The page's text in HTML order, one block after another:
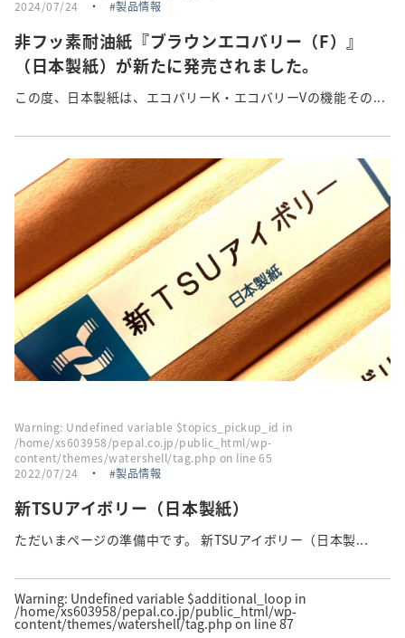
2024/07/24
・ 製品情報
非フッ素耐油紙『ブラウンエコバリー（F）』
（日本製紙）が新たに発売されました。
この度、日本製紙は、エコバリーK・エコバリーVの機能その...
Warning: Undefined variable $topics_pickup_id in
/home/xs603958/pepal.co.jp/public_html/wp-
content/themes/watershell/tag.php on line65
2022/07/24
・ 製品情報
新TSUアイボリー（日本製紙）
ただいまページの準備中です。 新TSUアイボリー（日本製...
Warning: Undefined variable $additional_loop in
/home/xs603958/pepal.co.jp/public_html/wp-
content/themes/watershell/tag.phpon line87